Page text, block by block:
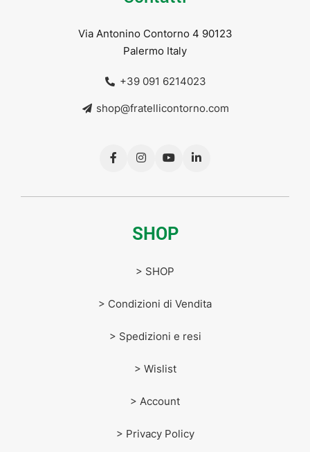
Via Antonino Contorno 4 90123
Palermo Italy
+39 091 6214023
shop@fratellicontorno.com
SHOP
> SHOP
> Condizioni di Vendita
> Spedizioni e resi
> Wislist
> Account
> Privacy Policy